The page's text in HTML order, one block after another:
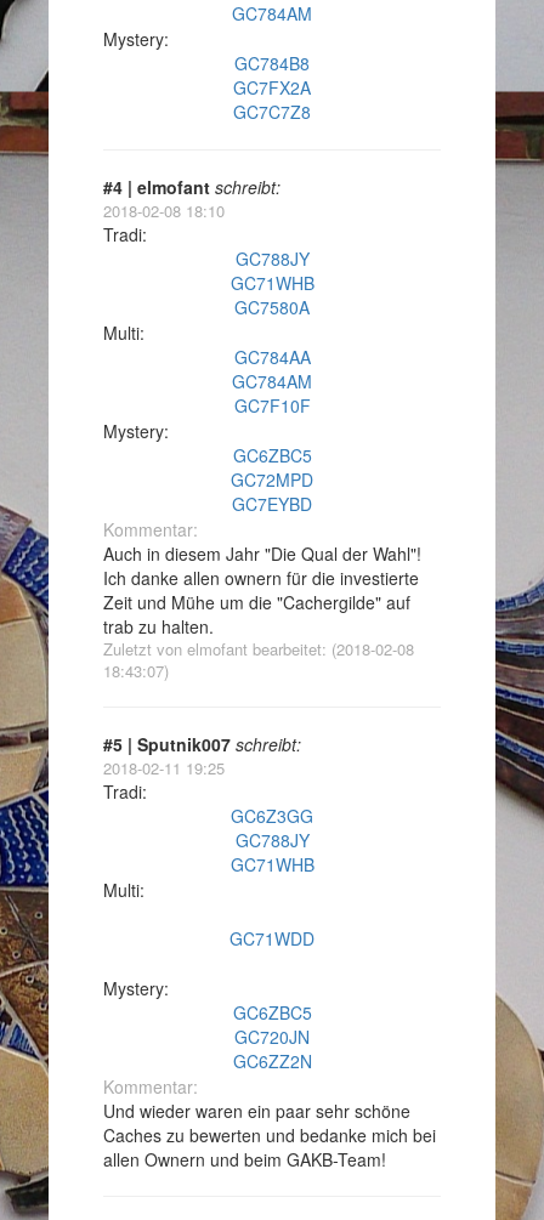
GC784AM
Mystery:
GC784B8
GC7FX2A
GC7C7Z8
#4 | elmofant schreibt:
2018-02-08 18:10
Tradi:
GC788JY
GC71WHB
GC7580A
Multi:
GC784AA
GC784AM
GC7F10F
Mystery:
GC6ZBC5
GC72MPD
GC7EYBD
Kommentar:
Auch in diesem Jahr "Die Qual der Wahl"!
Ich danke allen ownern für die investierte
Zeit und Mühe um die "Cachergilde" auf
trab zu halten.
Zuletzt von elmofant bearbeitet: (2018-02-08
18:43:07)
#5 | Sputnik007 schreibt:
2018-02-11 19:25
Tradi:
GC6Z3GG
GC788JY
GC71WHB
Multi:
GC71WDD
Mystery:
GC6ZBC5
GC720JN
GC6ZZ2N
Kommentar:
Und wieder waren ein paar sehr schöne
Caches zu bewerten und bedanke mich bei
allen Ownern und beim GAKB-Team!